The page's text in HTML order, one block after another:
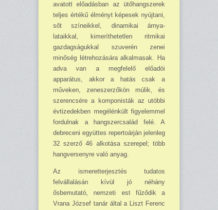
avatott előadásban az ütő­hangszerek
teljes értékű él­ményt képesek nyújtani,
sőt színeikkel, dinamikai árnya­
lataikkal, kimeríthetetlen rit­mikai
gazdagságukkal szu­verén zenei
minőség létreho­zására alkalmasak. Ha
adva van a megfelelő előadói
apparátus, akkor a hatás csak a
műveken, zeneszerzőkön múlik, és
szerencsére a kompo­nisták az utóbbi
évtizedek­ben megélénkült figyelemmel
fordulnak a hangszercsalád felé. A
debreceni együttes repertoárján jelenleg
32 szerző 46 alkotása szerepel; több
hangversenyre való anyag.
Az ismeretterjesztés tudatos
felvállalásán kívül jó néhány
ősbemutató, nemzeti est fűződik a
Vrana József tanár által a Liszt Ferenc